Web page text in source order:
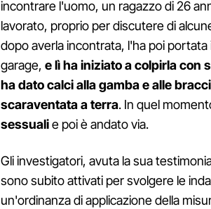
incontrare l'uomo, un ragazzo di 26
lavorato, proprio per discutere di
dopo averla incontrata, l'ha poi
garage, e lì ha iniziato a colpirla con
ha dato calci alla gamba e alle
scaraventata a terra. In quel
sessualie poi è andato via.
Gli investigatori, avuta la sua
sono subito attivati per svolgere le
un'ordinanza di applicazione della